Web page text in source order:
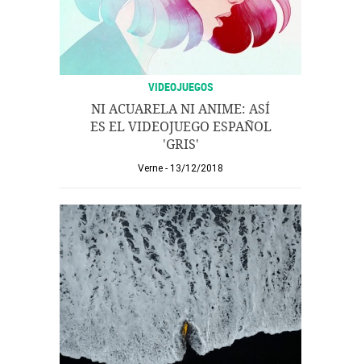
VIDEOJUEGOS
NI ACUARELA NI ANIME: ASÍ
ES EL VIDEOJUEGO ESPAÑOL
'GRIS'
Verne 13/12/2018